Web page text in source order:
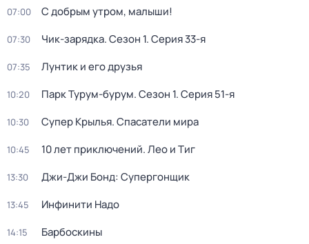
07:00 С добрым утром, малыши!
07:30 Чик-зарядка. Сезон 1. Серия 33-я
07:35 Лунтик и его друзья
10:20 Парк Турум-бурум. Сезон 1. Серия 51-я
10:30 Супер Крылья. Спасатели мира
10:45 10 лет приключений. Лео и Тиг
13:30 Джи-Джи Бонд: Супергонщик
13:45 Инфинити Надо
14:15 Барбоскины